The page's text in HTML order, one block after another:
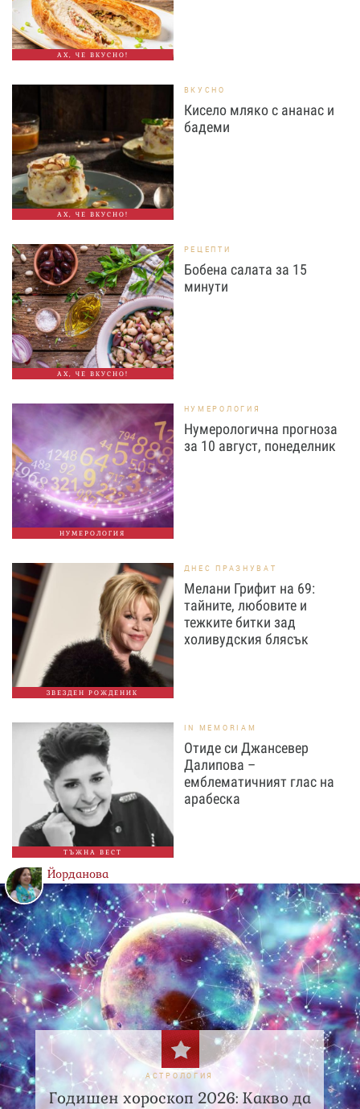
АХ, ЧЕ ВКУСНО!
АХ, ЧЕ ВКУСНО!
ВКУСНО
Кисело мляко с ананас и
бадеми
АХ, ЧЕ ВКУСНО!
РЕЦЕПТИ
Бобена салата за 15
минути
НУМЕРОЛОГИЯ
НУМЕРОЛОГИЯ
Нумерологична прогноза
за 10 август, понеделник
ЗВЕЗДЕН РОЖДЕНИК
ДНЕС ПРАЗНУВАТ
Мелани Грифит на 69:
тайните, любовите и
тежките битки зад
холивудския блясък
ТЪЖНА ВЕСТ
IN MEMORIAM
Отиде си Джансевер
Далипова –
емблематичният глас на
арабеска
Йорданова
АСТРОЛОГИЯ
Годишен хороскоп 2026: Какво да